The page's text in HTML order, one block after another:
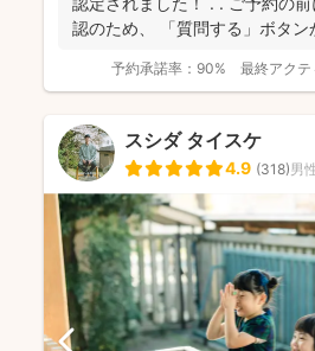
認のため、 「質問する」ボタン
予約承諾率： 90% 最終アクテ
スシダ タイスケ
4.9 (318)男